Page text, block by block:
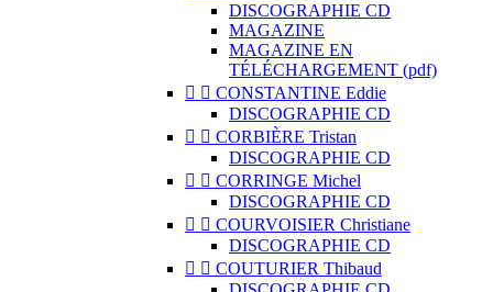
DISCOGRAPHIE CD
MAGAZINE
MAGAZINE EN
TÉLÉCHARGEMENT (pdf)
  CONSTANTINE Eddie
DISCOGRAPHIE CD
  CORBIÈRE Tristan
DISCOGRAPHIE CD
  CORRINGE Michel
DISCOGRAPHIE CD
  COURVOISIER Christiane
DISCOGRAPHIE CD
  COUTURIER Thibaud